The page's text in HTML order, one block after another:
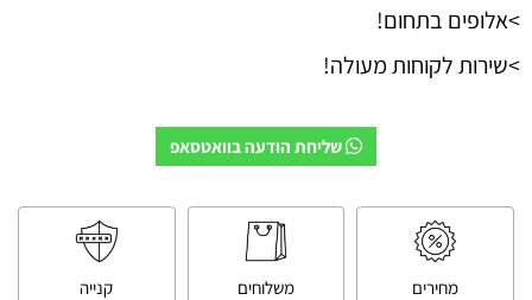
>אלופים בתחום!
>שירות לקוחות מעולה!
שליחת הודעה בוואטסאפ
מחירים
משלוחים
קנייה